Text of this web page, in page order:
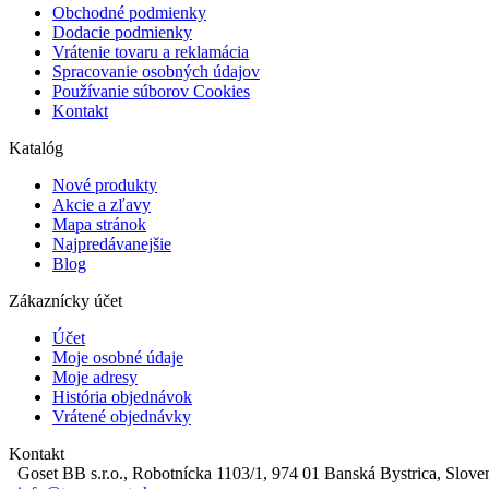
Obchodné podmienky
Dodacie podmienky
Vrátenie tovaru a reklamácia
Spracovanie osobných údajov
Používanie súborov Cookies
Kontakt
Katalóg
Nové produkty
Akcie a zľavy
Mapa stránok
Najpredávanejšie
Blog
Zákaznícky účet
Účet
Moje osobné údaje
Moje adresy
História objednávok
Vrátené objednávky
Kontakt
Goset BB s.r.o., Robotnícka 1103/1, 974 01 Banská Bystrica,